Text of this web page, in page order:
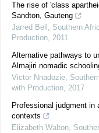
The rise of 'class
Sandton, Gauteng
Jarred Bell , Southern
Production, 2011
Alternative pathways to
Almajiri nomadic
Victor Nnadozie,
with Production, 2017
Professional judgment in
contexts
Elizabeth Walton,